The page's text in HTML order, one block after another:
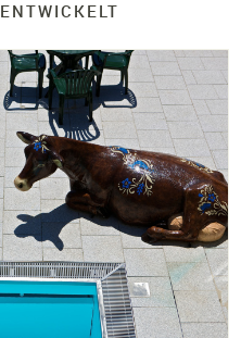
ENTWICKELT